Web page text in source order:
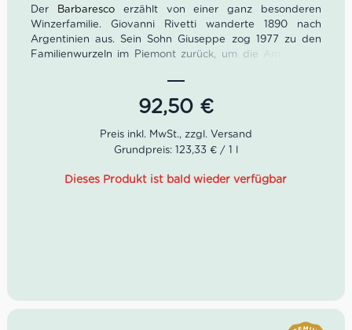
Der Barbaresco erzählt von einer ganz besonderen
Winzerfamilie. Giovanni Rivetti wanderte 1890 nach
Argentinien aus. Sein Sohn Giuseppe zog 1977 zu den
Familienwurzeln im Piemont zurück, um die Ambitionen
erzielten 1989 endlich den ersten großen Erfolg. Zu Ehren
markierten sie einen Meilenstein in ihrer
Dieser Barbaresco von La Spinetta ist ein exklusives
Genussmittel von der vielleicht besten Cru-Lage
Valeirano bei Treiso. Dementsprechend gönnte man ihm
nach der Lese eine Sonderbehandlung: Malolaktische
Geschmack: intensiv, konzentriert, komplex
92,50 €
Grundpreis: 123,33 € / 1 l
Dieses Produkt ist bald wieder verfügbar